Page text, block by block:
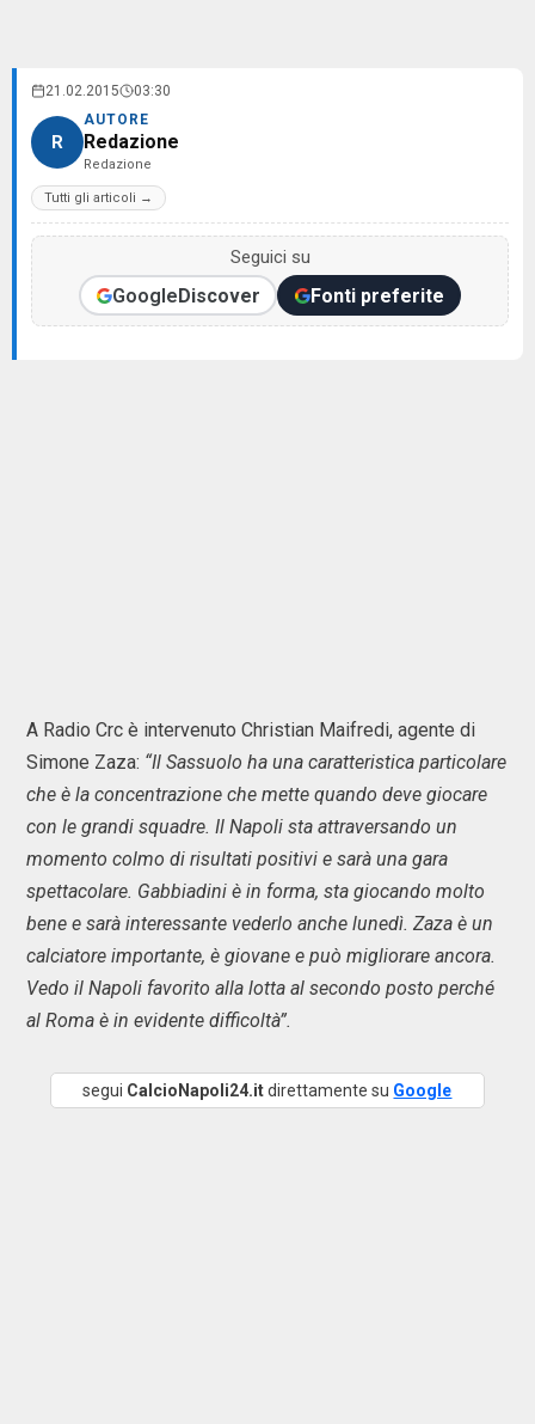
21.02.2015 03:30
R
AUTORE
Redazione
Redazione
Tutti gli articoli →
Seguici su
GoogleDiscover Fonti preferite
A Radio Crc è intervenuto Christian Maifredi, agente di
Simone Zaza: “Il Sassuolo ha una caratteristica particolare
che è la concentrazione che mette quando deve giocare
con le grandi squadre. Il Napoli sta attraversando un
momento colmo di risultati positivi e sarà una gara
spettacolare. Gabbiadini è in forma, sta giocando molto
bene e sarà interessante vederlo anche lunedì. Zaza è un
calciatore importante, è giovane e può migliorare ancora.
Vedo il Napoli favorito alla lotta al secondo posto perché
al Roma è in evidente difficoltà”.
segui CalcioNapoli24.itdirettamente su Google